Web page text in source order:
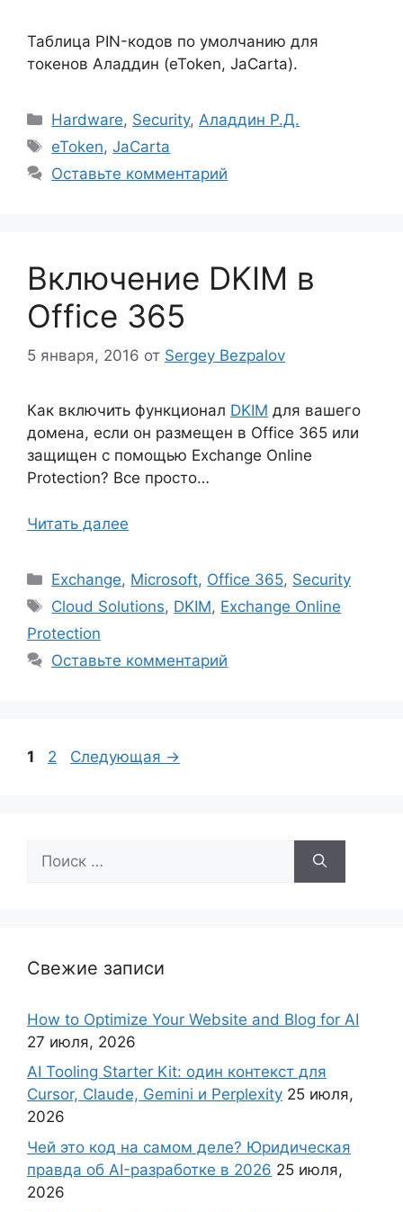
Таблица PIN-кодов по умолчанию для
токенов Аладдин (eToken, JaCarta).
Рубрики
Hardware, Security, Аладдин Р.Д.
Метки
eToken,JaCarta
Оставьте комментарий
Включение DKIM в
Office 365
5 января, 2016 от Sergey Bezpalov
Как включить функционал DKIM для вашего
домена, если он размещен в Office 365 или
защищен с помощью Exchange Online
Protection? Все просто…
Читать далее
Рубрики
Exchange, Microsoft, Office 365, Security
Метки
Cloud Solutions, DKIM, Exchange Online
Protection
Оставьте комментарий
Страница
1 Страница
2 Следующая →
Свежие записи
How to Optimize Your Website and Blog for AI
27 июля, 2026
AI Tooling Starter Kit: один контекст для
Cursor, Claude, Gemini и Perplexity 25 июля,
2026
Чей это код на самом деле? Юридическая
правда об AI-разработке в 2026 25 июля,
2026